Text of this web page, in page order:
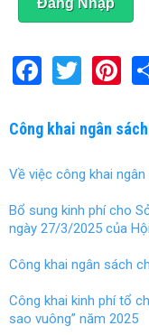
F
ce
o
o
k
T
tt
Pi
er
t
Công khai ngân sách
Về việc công khai
Bổ sung kinh phí cho
ngày 27/3/2025 của
Công khai ngân sách
Công khai kinh phí tổ
sao vuông” năm 2025